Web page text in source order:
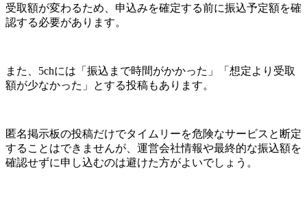
受取額が変わるため、申込みを確定する前に振込予定額を確
認する必要があります。
また、5chには「振込まで時間がかかった」「想定より受取
額が少なかった」とする投稿もあります。
匿名掲示板の投稿だけでタイムリーを危険なサービスと断定
することはできませんが、運営会社情報や最終的な振込額を
確認せずに申し込むのは避けた方がよいでしょう。